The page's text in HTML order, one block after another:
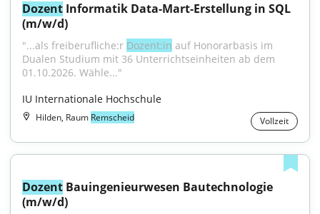
Dozent Informatik Data-Mart-Erstellung in SQL
(m/w/d)
"...als freiberufliche:r Dozent:in auf Honorarbasis im
Dualen Studium mit 36 Unterrichtseinheiten ab dem
01.10.2026. Wähle..."
IU Internationale Hochschule
Hilden, Raum Remscheid Vollzeit
Dozent Bauingenieurwesen Bautechnologie
(m/w/d)